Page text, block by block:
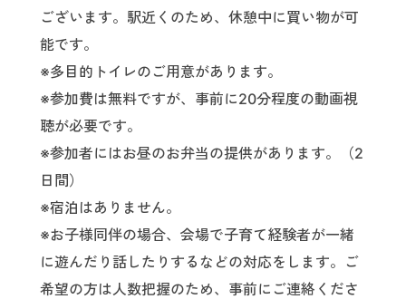
ございます。駅近くのため、休憩中に買い物が可
能です。
※多目的トイレのご用意があります。
※参加費は無料ですが、事前に20分程度の動画視
聴が必要です。
※参加者にはお昼のお弁当の提供があります。（2
日間）
※宿泊はありません。
※お子様同伴の場合、会場で子育て経験者が一緒
に遊んだり話したりするなどの対応をします。ご
希望の方は人数把握のため、事前にご連絡くださ